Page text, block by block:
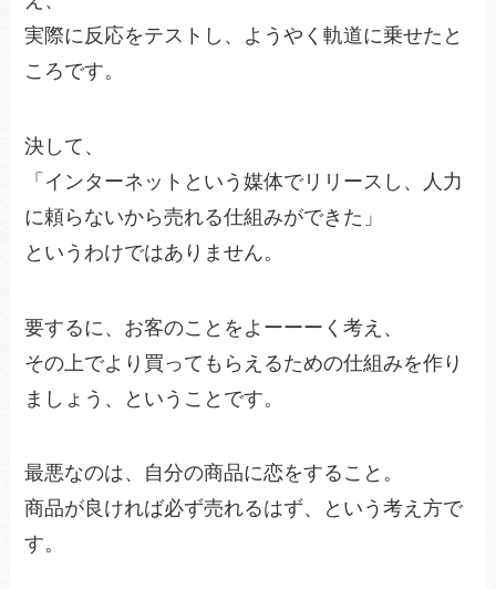
実際に反応をテストし、ようやく軌道に乗せたと
ころです。
決して、
「インターネットという媒体でリリースし、人力
に頼らないから売れる仕組みができた」
というわけではありません。
要するに、お客のことをよーーーく考え、
その上でより買ってもらえるための仕組みを作り
ましょう、ということです。
最悪なのは、自分の商品に恋をすること。
商品が良ければ必ず売れるはず、という考え方で
す。